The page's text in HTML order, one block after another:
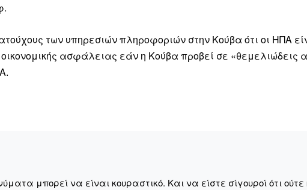
των υπηρεσιών πληροφοριών στην Κούβα ότι οι ΗΠΑ
ασφάλειας εάν η Κούβα προβεί σε «θεμελιώδεις
μπορεί να είναι κουραστικό. Και να είστε σίγουροί ότι ούτε